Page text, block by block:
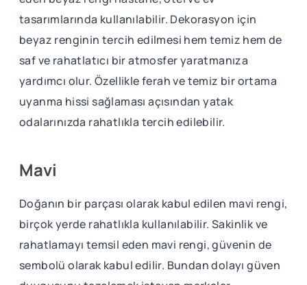
tasarımlarında kullanılabilir. Dekorasyon için
beyaz renginin tercih edilmesi hem temiz hem de
saf ve rahatlatıcı bir atmosfer yaratmanıza
yardımcı olur. Özellikle ferah ve temiz bir ortama
uyanma hissi sağlaması açısından yatak
odalarınızda rahatlıkla tercih edilebilir.
Mavi
Doğanın bir parçası olarak kabul edilen mavi rengi,
birçok yerde rahatlıkla kullanılabilir. Sakinlik ve
rahatlamayı temsil eden mavi rengi, güvenin de
sembolü olarak kabul edilir. Bundan dolayı güven